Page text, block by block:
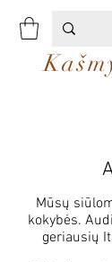
Mūsų
kokybės.
geriausių